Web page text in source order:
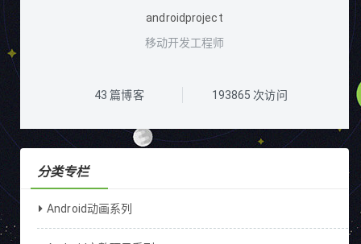
androidproject
移动开发工程师
43 篇博客 193865 次访问
分类专栏
Android动画系列